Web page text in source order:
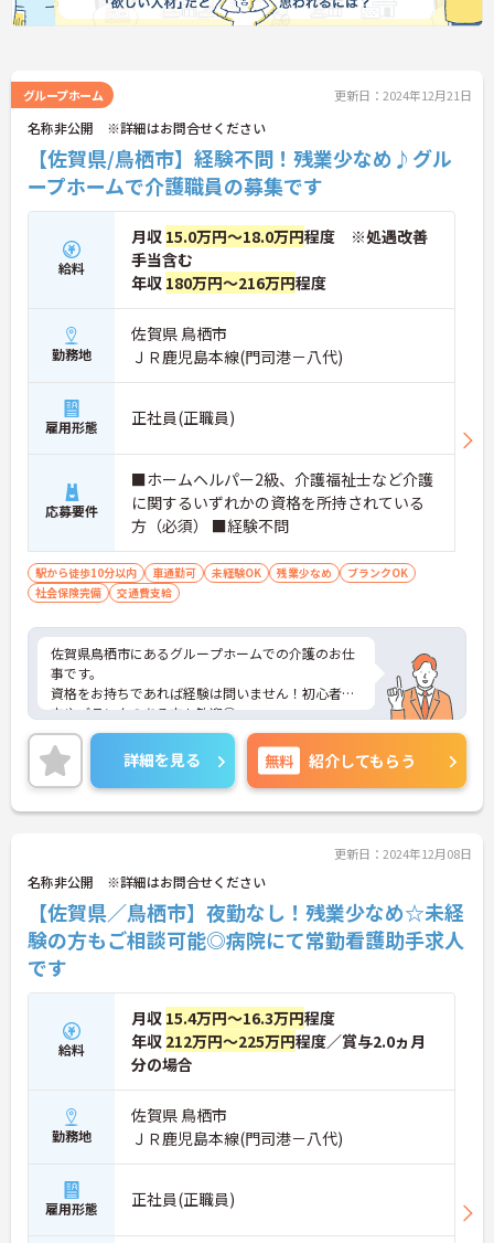
グループホーム 更新日：2024年12月21日
名称非公開 ※詳細はお問合せください
【佐賀県/鳥栖市】経験不問！残業少なめ♪グル
ープホームで介護職員の募集です
給料
月収 15.0万円～18.0万円程度 ※処遇改善
手当含む
年収 180万円～216万円程度
勤務地
佐賀県 鳥栖市
ＪＲ鹿児島本線(門司港－八代)
雇用形態 正社員(正職員)
応募要件
■ホームヘルパー2級、介護福祉士など介護
に関するいずれかの資格を所持されている
方（必須） ■経験不問
駅から徒歩10分以内 車通勤可 未経験OK 残業少なめ
ブランクOK
社会保険完備
交通費支給
佐賀県鳥栖市にあるグループホームでの介護のお仕
事です。
資格をお持ちであれば経験は問いません！初心者の
方やブランクのある方も歓迎◎
時間外勤務は月5時間程度。ゆったりとした環境で
働けますので、プライベートの時間も大切にするこ
とができます。
車通勤が可能なので、遠くにお住まいの方もストレ
ス少なく通っていただけますよ。
詳細を見る 無料 紹介してもらう
更新日：2024年12月08日
名称非公開 ※詳細はお問合せください
【佐賀県／鳥栖市】夜勤なし！残業少なめ☆未経
験の方もご相談可能◎病院にて常勤看護助手求人
です
給料
月収 15.4万円～16.3万円程度
年収 212万円～225万円程度／賞与2.0ヵ月
分の場合
勤務地
佐賀県 鳥栖市
ＪＲ鹿児島本線(門司港－八代)
雇用形態 正社員(正職員)